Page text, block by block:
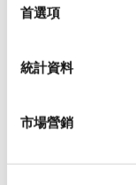
首選項
統計資料
市場營銷